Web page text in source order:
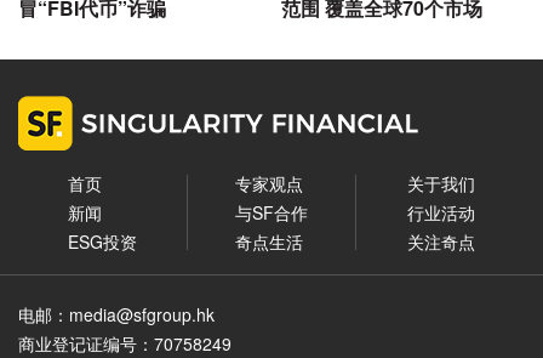
冒“FBI代币”诈骗
范围 覆盖全球70个市场
首页
新闻
ESG投资
专家观点
与SF合作
奇点生活
关于我们
行业活动
关注奇点
电邮：media@sfgroup.hk
商业登记证编号：70758249